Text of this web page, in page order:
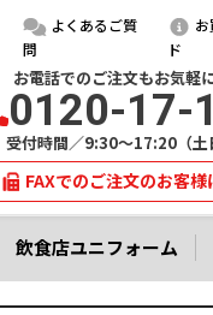
よくあるご質
問
ド
お電話でのご注文もお気軽
0120-17-
受付時間／9:30～17:20（土
FAXでのご注文のお客様
飲食店ユニフォーム